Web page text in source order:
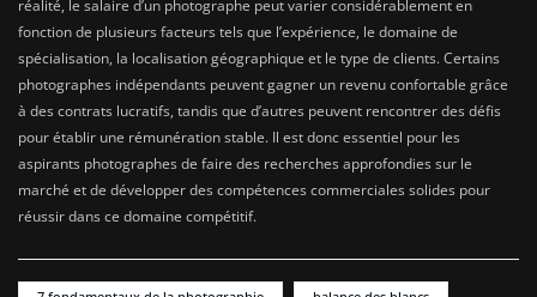
réalité, le salaire d’un photographe peut varier considérablement en
fonction de plusieurs facteurs tels que l’expérience, le domaine de
spécialisation, la localisation géographique et le type de clients. Certains
photographes indépendants peuvent gagner un revenu confortable grâce
à des contrats lucratifs, tandis que d’autres peuvent rencontrer des défis
pour établir une rémunération stable. Il est donc essentiel pour les
aspirants photographes de faire des recherches approfondies sur le
marché et de développer des compétences commerciales solides pour
réussir dans ce domaine compétitif.